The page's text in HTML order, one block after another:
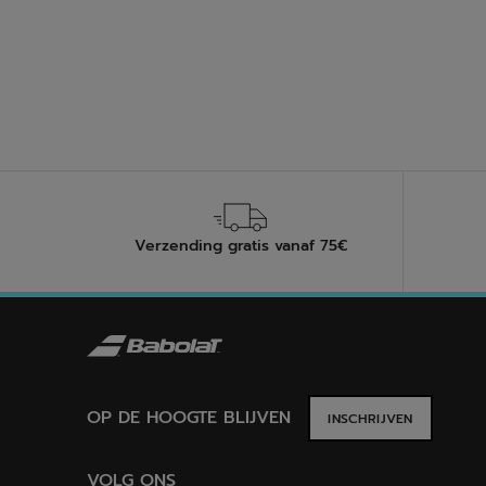
Verzending gratis vanaf 75€
OP DE HOOGTE BLIJVEN INSCHRIJVEN
VOLG ONS